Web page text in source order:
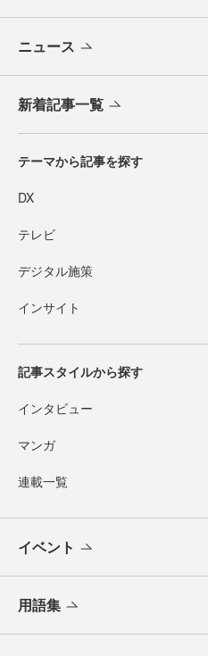
ニュース
新着記事一覧
テーマから記事を探す
DX
テレビ
デジタル施策
インサイト
記事スタイルから探す
インタビュー
マンガ
連載一覧
イベント
用語集